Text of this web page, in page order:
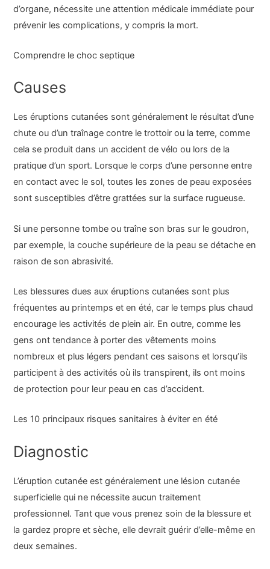
d’organe, nécessite une attention médicale immédiate pour
prévenir les complications, y compris la mort.
Comprendre le choc septique
Causes
Les éruptions cutanées sont généralement le résultat d’une
chute ou d’un traînage contre le trottoir ou la terre, comme
cela se produit dans un accident de vélo ou lors de la
pratique d’un sport. Lorsque le corps d’une personne entre
en contact avec le sol, toutes les zones de peau exposées
sont susceptibles d’être grattées sur la surface rugueuse.
Si une personne tombe ou traîne son bras sur le goudron,
par exemple, la couche supérieure de la peau se détache en
raison de son abrasivité.
Les blessures dues aux éruptions cutanées sont plus
fréquentes au printemps et en été, car le temps plus chaud
encourage les activités de plein air. En outre, comme les
gens ont tendance à porter des vêtements moins
nombreux et plus légers pendant ces saisons et lorsqu’ils
participent à des activités où ils transpirent, ils ont moins
de protection pour leur peau en cas d’accident.
Les 10 principaux risques sanitaires à éviter en été
Diagnostic
L’éruption cutanée est généralement une lésion cutanée
superficielle qui ne nécessite aucun traitement
professionnel. Tant que vous prenez soin de la blessure et
la gardez propre et sèche, elle devrait guérir d’elle-même en
deux semaines.